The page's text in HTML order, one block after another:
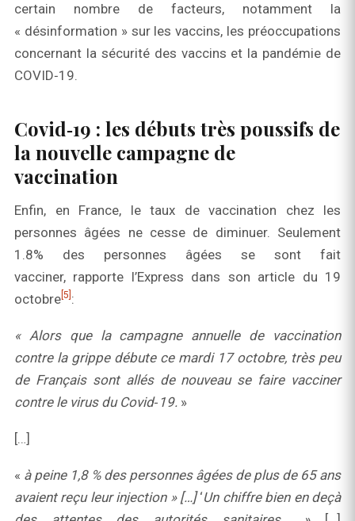
certain nombre de facteurs, notamment la
« désinformation » sur les vaccins, les préoccupations
concernant la sécurité des vaccins et la pandémie de
COVID‑19.
Covid‑19 : les débuts très poussifs de
la nouvelle campagne de
vaccination
Enfin, en France, le taux de vaccination chez les
personnes âgées ne cesse de diminuer. Seulement
1.8% des personnes âgées se sont fait
vacciner, rapporte l’Express dans son article du 19
octobre [5] :
« Alors que la campagne annuelle de vaccination
contre la grippe débute ce mardi 17 octobre, très peu
de Français sont allés de nouveau se faire vacciner
contre le virus du Covid‑19. »
[…]
« à peine 1,8 % des personnes âgées de plus de 65 ans
avaient reçu leur injection »[…]‘Un chiffre bien en deçà